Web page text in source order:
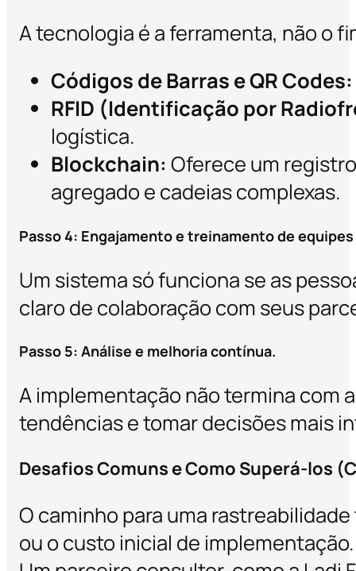
A tecnologia é a ferramenta, não o
Códigos de Barras e QR Codes:
RFID (Identificação por
logística.
Blockchain: Oferece um
agregado e cadeias complexas.
Passo 4: Engajamento e treinamento de
Um sistema só funciona se as
claro de colaboração com seus
Passo 5: Análise e melhoria contínua.
A implementação não termina com
tendências e tomar decisões mais
Desafios Comuns e Como Superá-los
O caminho para uma
ou o custo inicial de